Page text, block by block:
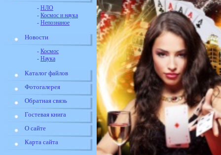
- НЛО
- Космос и наука
- Непознаное
Новости
- Космос
- Наука
Каталог файлов
Фотогалерея
Обратная связь
Гостевая книга
О сайте
Карта сайта